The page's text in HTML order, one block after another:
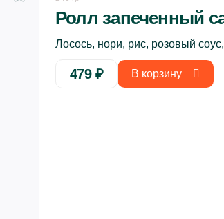
Ролл запеченный
Лосось, нори, рис, розовый
479 ₽ В корзину